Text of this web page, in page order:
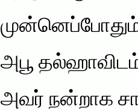
அபூ
அவர் நன்றாக